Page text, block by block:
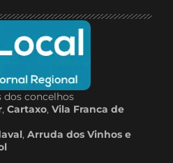
dos concelhos
, Cartaxo, Vila Franca de
, Arruda dos Vinhos e